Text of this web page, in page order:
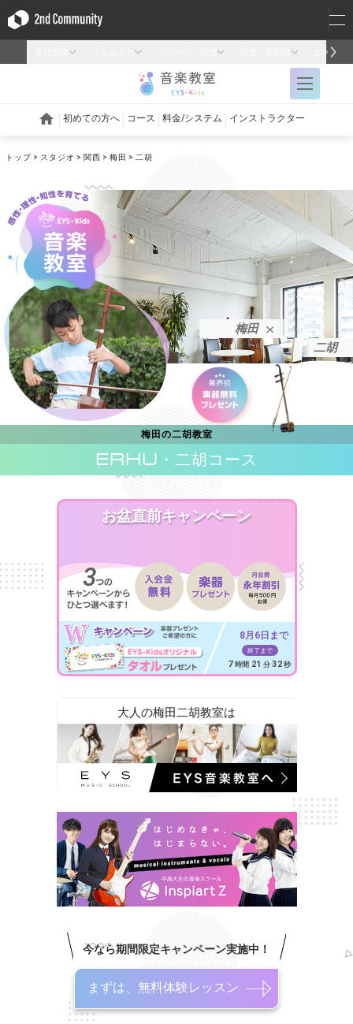
トップ スタジオ 関西 梅田 二胡
梅田
二胡
梅田の二胡教室
ERHU ・二胡コース
お盆直前キャンペーン
8月6日まで
終了まで
7 時間 21 分 31 秒
大人の梅田二胡教室は
今なら期間限定キャンペーン実施中！
まずは、無料体験レッスン